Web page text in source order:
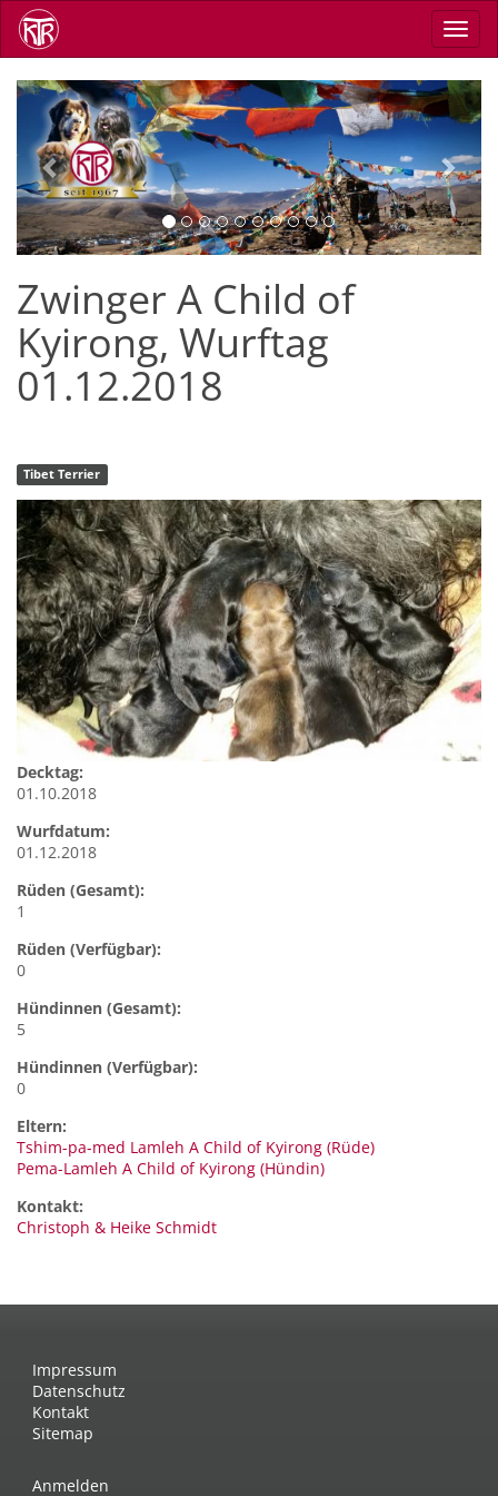
Skip
main
Previous Next
Zwinger A Child of
Kyirong, Wurftag
01.12.2018
Tibet Terrier
Decktag:
01.10.2018
Wurfdatum:
01.12.2018
Rüden (Gesamt):
1
Rüden (Verfügbar):
0
Hündinnen (Gesamt):
5
Hündinnen (Verfügbar):
0
Eltern:
Tshim-pa-med Lamleh A Child of Kyirong (Rüde)
Pema-Lamleh A Child of Kyirong (Hündin)
Kontakt:
Christoph & Heike Schmidt
Impressum
Datenschutz
Kontakt
Sitemap
Anmelden